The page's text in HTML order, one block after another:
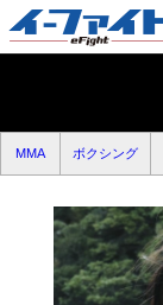
MMA ボクシング